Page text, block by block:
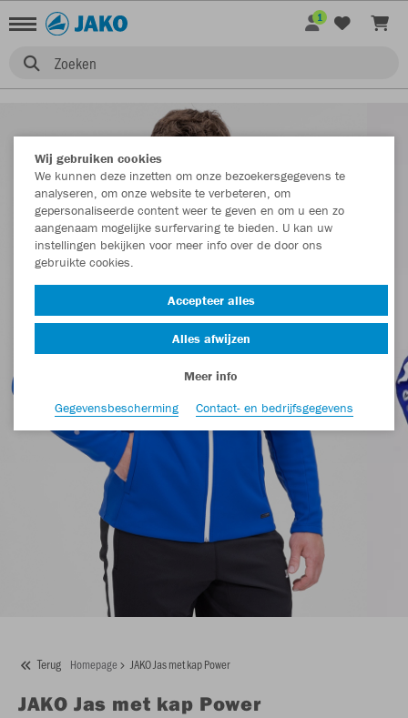
Zoeken
1
Terug Homepage JAKO Jas met kap Power
JAKO Jas met kap Power
Wij gebruiken cookies
We kunnen deze inzetten om onze bezoekersgegevens te
analyseren, om onze website te verbeteren, om
gepersonaliseerde content weer te geven en om u een zo
aangenaam mogelijke surfervaring te bieden. U kan uw
instellingen bekijken voor meer info over de door ons
gebruikte cookies.
Accepteer alles
Alles afwijzen
Meer info
Gegevensbescherming
Contact- en bedrijfsgegevens